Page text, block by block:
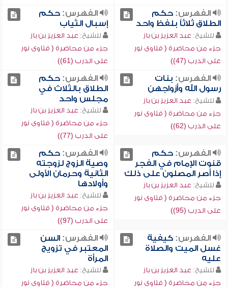
الفهرس:حكم
الطلاق ثلاثاً بلفظ واحد
للشيخ: عبد العزيز بن باز
جزء من محاضرة ( فتاوى نور
على الدرب (47))
الفهرس:حكم
إسبال الثياب
للشيخ: عبد العزيز بن باز
جزء من محاضرة ( فتاوى نور
على الدرب (61))
الفهرس: بنات
رسول الله وأزواجهن
للشيخ: عبد العزيز بن باز
جزء من محاضرة ( فتاوى نور
على الدرب (62))
الفهرس:حكم
الطلاق بالثلاث في
مجلس واحد
للشيخ: عبد العزيز بن باز
جزء من محاضرة ( فتاوى نور
على الدرب (77))
الفهرس:حكم
قنوت الإمام في الفجر
إذا أصر المصلون على ذلك
للشيخ: عبد العزيز بن باز
جزء من محاضرة ( فتاوى نور
على الدرب (95))
الفهرس:حكم
وصية الزوج لزوجته
الثانية وحرمان الأولى
وأولادها
للشيخ: عبد العزيز بن باز
جزء من محاضرة ( فتاوى نور
على الدرب (97))
الفهرس:كيفية
غسل الميت والصلاة
عليه
للشيخ: عبد العزيز بن باز
جزء من محاضرة ( فتاوى نور
الفهرس:السن
المعتبر في تزويج
المرأة
للشيخ: عبد العزيز بن باز
جزء من محاضرة ( فتاوى نور